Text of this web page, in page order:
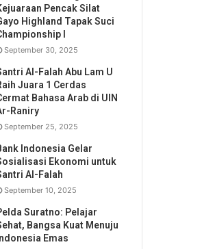
Pencak Silat
Highland Tapak Suci
I
September 30, 2025
Al-Falah Abu Lam U
Juara 1 Cerdas
Bahasa Arab di UIN
Raniry
September 25, 2025
Indonesia Gelar
Ekonomi untuk
Al-Falah
September 10, 2025
Suratno: Pelajar
Bangsa Kuat Menuju
Indonesia Emas